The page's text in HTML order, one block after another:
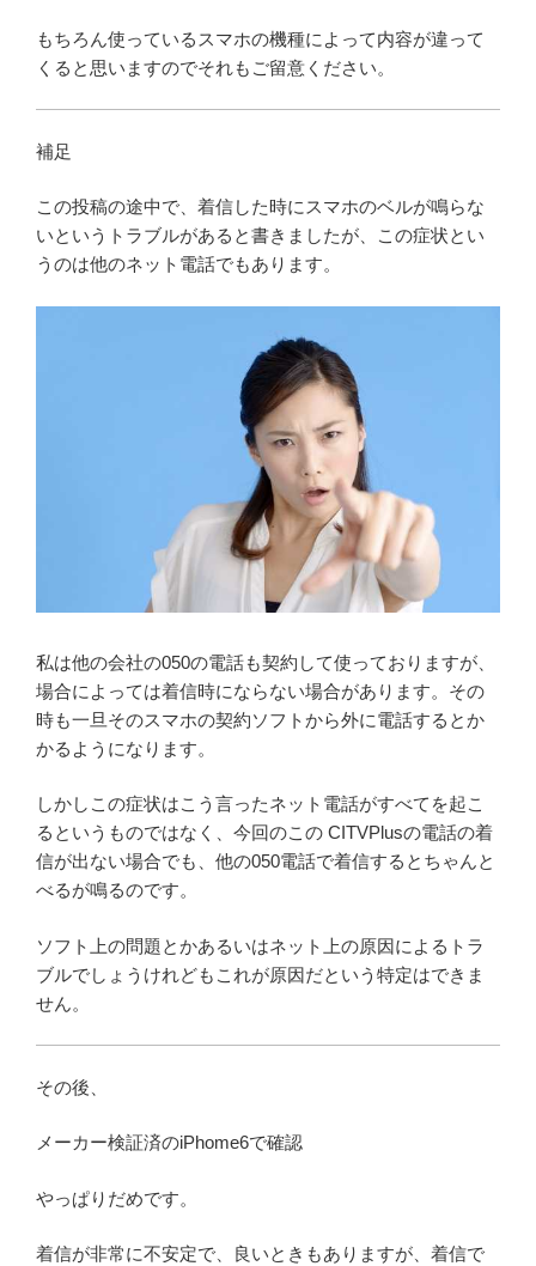
もちろん使っているスマホの機種によって内容が違って
くると思いますのでそれもご留意ください。
補足
この投稿の途中で、着信した時にスマホのベルが鳴らな
いというトラブルがあると書きましたが、この症状とい
うのは他のネット電話でもあります。
私は他の会社の050の電話も契約して使っておりますが、
場合によっては着信時にならない場合があります。その
時も一旦そのスマホの契約ソフトから外に電話するとか
かるようになります。
しかしこの症状はこう言ったネット電話がすべてを起こ
るというものではなく、今回のこの CITVPlusの電話の着
信が出ない場合でも、他の050電話で着信するとちゃんと
べるが鳴るのです。
ソフト上の問題とかあるいはネット上の原因によるトラ
ブルでしょうけれどもこれが原因だという特定はできま
せん。
その後、
メーカー検証済のiPhome6で確認
やっぱりだめです。
着信が非常に不安定で、良いときもありますが、着信で